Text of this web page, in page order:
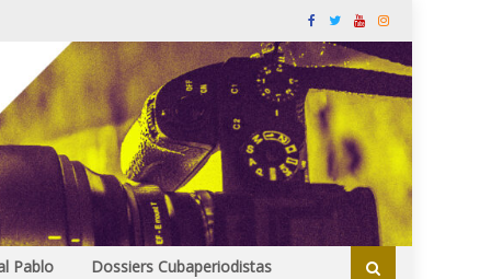
Pablo Dossiers Cubaperiodistas